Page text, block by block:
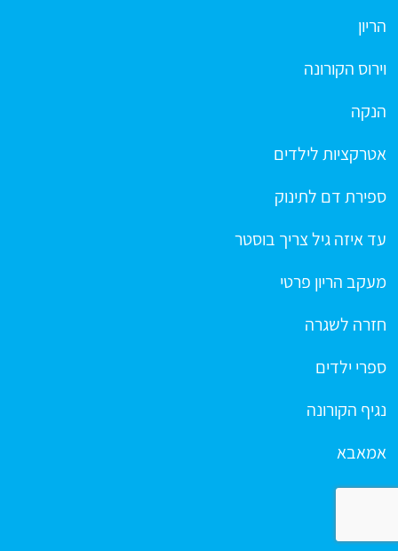
הריון
וירוס הקורונה
הנקה
אטרקציות לילדים
ספירת דם לתינוק
עד איזה גיל צריך בוסטר
מעקב הריון פרטי
חזרה לשגרה
ספרי ילדים
נגיף הקורונה
אמאבא